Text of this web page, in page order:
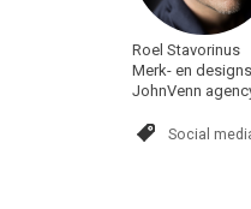
Roel Stavorinus
Merk- en
JohnVenn
Social